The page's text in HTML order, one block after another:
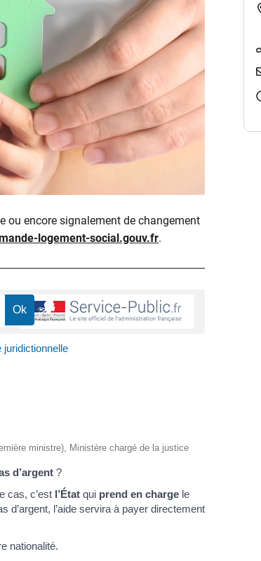
ou encore signalement de changement
logement-social.gouv.fr.
juridictionnelle
ministre), Ministère chargé de la justice
d’argent ?
cas, c’est l’État qui prend en charge le
d’argent, l’aide servira à payer directement
nationalité.